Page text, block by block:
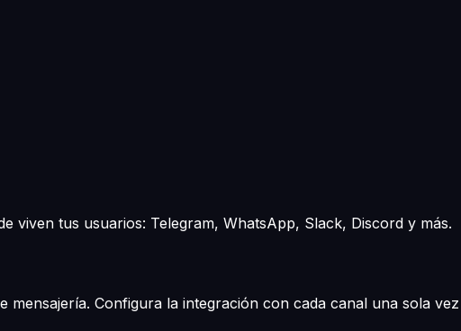
viven tus usuarios: Telegram, WhatsApp, Slack, Discord y más.
Configura la integración con cada canal una sola